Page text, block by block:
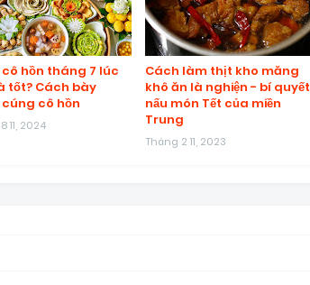
hồn tháng 7 lúc
tốt? Cách bày
cô hồn
11, 2024
Cách làm thịt kho măng
khô ăn là nghiện - bí quyết
nấu món Tết của miền
Trung
Tháng 2 11, 2023